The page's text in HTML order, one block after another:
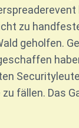
zu
geholfen.
fällen. Das